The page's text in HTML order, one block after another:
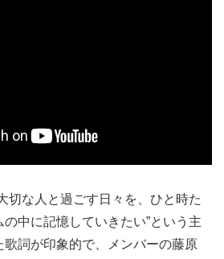
切な人と過ごす日々を、ひと時た
中に記憶していきたい”という主
歌詞が印象的で、メンバーの藤原